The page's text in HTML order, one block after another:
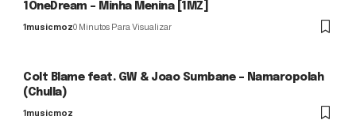
1OneDream – Minha Menina [1MZ]
1musicmoz0 Minutos Para Visualizar
Colt Blame feat. GW & Joao Sumbane – Namaropolah
(Chulla)
1musicmoz